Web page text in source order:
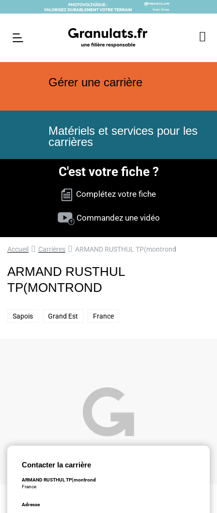
Gérer une carrière
Matériels et services pour les
carrières
C'est votre fiche ?
Complétez votre fiche
Commandez une vidéo
Accueil Carrières ARMAND RUSTHUL TP(montrond
ARMAND RUSTHUL
TP(MONTROND
Sapois Grand Est France
Contacter la carrière
ARMAND RUSTHUL TP(montrond
France
Adresse